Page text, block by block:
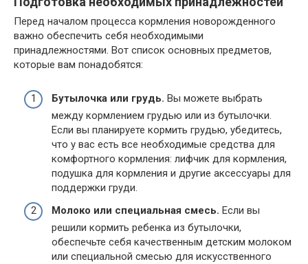
Перед началом процесса кормления новорожденного
важно обеспечить себя необходимыми
принадлежностями. Вот список основных предметов,
которые вам понадобятся:
Бутылочка или грудь. Вы можете выбрать
между кормлением грудью или из бутылочки.
Если вы планируете кормить грудью, убедитесь,
что у вас есть все необходимые средства для
комфортного кормления: лифчик для кормления,
подушка для кормления и другие аксессуары для
поддержки груди.
Молоко или специальная смесь. Если вы
решили кормить ребенка из бутылочки,
обеспечьте себя качественным детским молоком
или специальной смесью для искусственного